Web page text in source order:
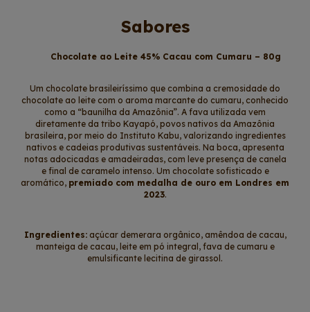
Sabores
Chocolate ao Leite 45% Cacau com Cumaru – 80g
Um chocolate brasileiríssimo que combina a cremosidade do
chocolate ao leite com o aroma marcante do cumaru, conhecido
como a “baunilha da Amazônia”. A fava utilizada vem
diretamente da tribo Kayapó, povos nativos da Amazônia
brasileira, por meio do Instituto Kabu, valorizando ingredientes
nativos e cadeias produtivas sustentáveis. Na boca, apresenta
notas adocicadas e amadeiradas, com leve presença de canela
e final de caramelo intenso. Um chocolate sofisticado e
aromático, premiado com medalha de ouro em Londres em
2023.
Ingredientes:açúcar demerara orgânico, amêndoa de cacau,
manteiga de cacau, leite em pó integral, fava de cumaru e
emulsificante lecitina de girassol.